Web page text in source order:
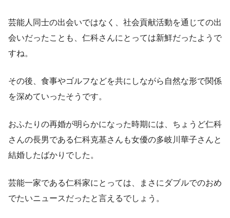
芸能人同士の出会いではなく、社会貢献活動を通じての出
会いだったことも、仁科さんにとっては新鮮だったようで
すね。
その後、食事やゴルフなどを共にしながら自然な形で関係
を深めていったそうです。
おふたりの再婚が明らかになった時期には、ちょうど仁科
さんの長男である仁科克基さんも女優の多岐川華子さんと
結婚したばかりでした。
芸能一家である仁科家にとっては、まさにダブルでのおめ
でたいニュースだったと言えるでしょう。